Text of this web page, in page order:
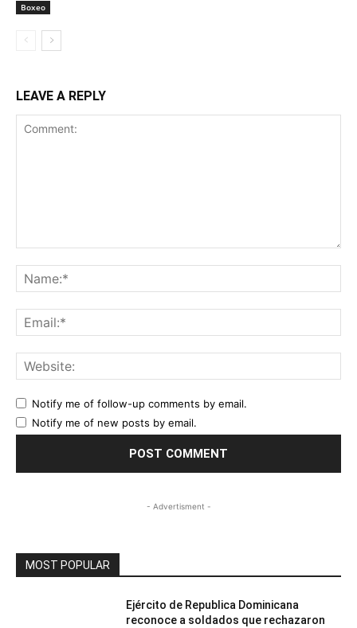
Boxeo
LEAVE A REPLY
Notify me of follow-up comments by email.
Notify me of new posts by email.
- Advertisment -
MOST POPULAR
Ejército de Republica Dominicana
reconoce a soldados que rechazaron